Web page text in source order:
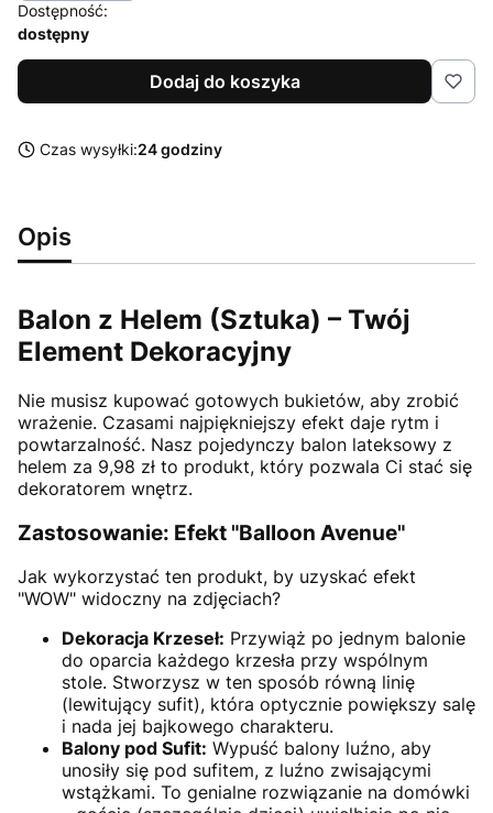
Dostępność:
dostępny
Dodaj do koszyka
Czas wysyłki:24 godziny
Opis
Balon z Helem (Sztuka) – Twój
Element Dekoracyjny
Nie musisz kupować gotowych bukietów, aby zrobić
wrażenie. Czasami najpiękniejszy efekt daje rytm i
powtarzalność. Nasz pojedynczy balon lateksowy z
helem za 9,98 zł to produkt, który pozwala Ci stać się
dekoratorem wnętrz.
Zastosowanie: Efekt "Balloon Avenue"
Jak wykorzystać ten produkt, by uzyskać efekt
"WOW" widoczny na zdjęciach?
Dekoracja Krzeseł: Przywiąż po jednym balonie
do oparcia każdego krzesła przy wspólnym
stole. Stworzysz w ten sposób równą linię
(lewitujący sufit), która optycznie powiększy salę
i nada jej bajkowego charakteru.
Balony pod Sufit: Wypuść balony luźno, aby
unosiły się pod sufitem, z luźno zwisającymi
wstążkami. To genialne rozwiązanie na domówki